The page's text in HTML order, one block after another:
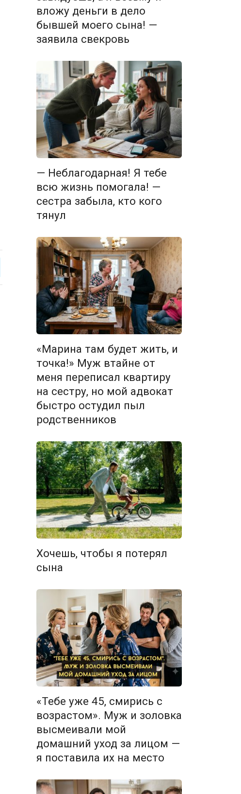
вложу деньги в дело
бывшей моего сына! —
заявила свекровь
— Неблагодарная! Я тебе
всю жизнь помогала! —
сестра забыла, кто кого
тянул
«Марина там будет жить, и
точка!» Муж втайне от
меня переписал квартиру
на сестру, но мой адвокат
быстро остудил пыл
родственников
Хочешь, чтобы я потерял
сына
«Тебе уже 45, смирись с
возрастом». Муж и золовка
высмеивали мой
домашний уход за лицом —
я поставила их на место